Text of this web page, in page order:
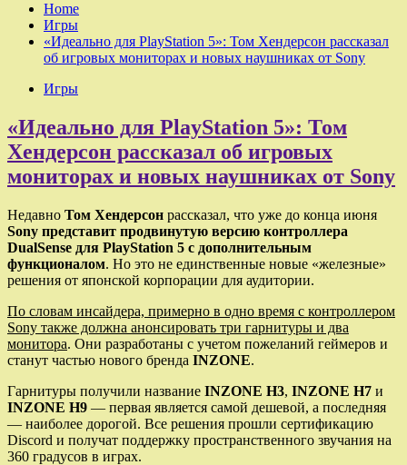
Home
Игры
«Идеально для PlayStation 5»: Том Хендерсон рассказал
об игровых мониторах и новых наушниках от Sony
Игры
«Идеально для PlayStation 5»: Том
Хендерсон рассказал об игровых
мониторах и новых наушниках от Sony
Недавно Том Хендерсон рассказал, что уже до конца июня
Sony представит продвинутую версию контроллера
DualSense для PlayStation 5 с дополнительным
функционалом. Но это не единственные новые «железные»
решения от японской корпорации для аудитории.
По словам инсайдера, примерно в одно время с контроллером
Sony также должна анонсировать три гарнитуры и два
монитора. Они разработаны с учетом пожеланий геймеров и
станут частью нового бренда INZONE.
Гарнитуры получили название INZONE H3, INZONE H7 и
INZONE H9 — первая является самой дешевой, а последняя
— наиболее дорогой. Все решения прошли сертификацию
Discord и получат поддержку пространственного звучания на
360 градусов в играх.